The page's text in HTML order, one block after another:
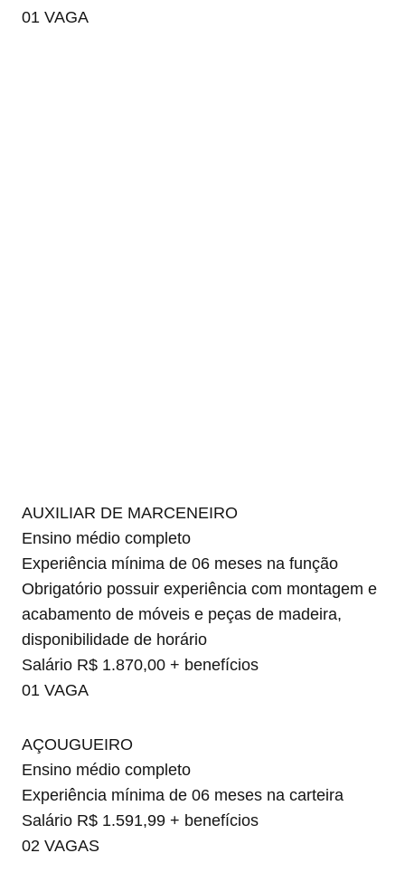
01 VAGA
AUXILIAR DE MARCENEIRO
Ensino médio completo
Experiência mínima de 06 meses na função
Obrigatório possuir experiência com montagem e
acabamento de móveis e peças de madeira,
disponibilidade de horário
Salário R$ 1.870,00 + benefícios
01 VAGA
AÇOUGUEIRO
Ensino médio completo
Experiência mínima de 06 meses na carteira
Salário R$ 1.591,99 + benefícios
02 VAGAS